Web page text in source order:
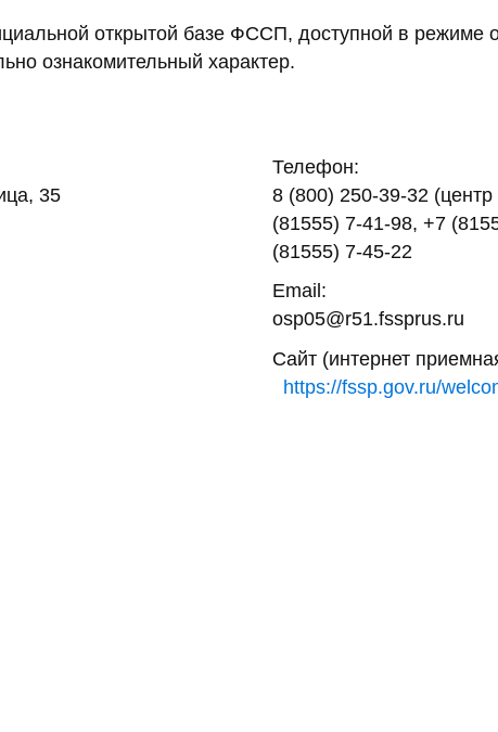
открытой базе ФССП, доступной в режиме
ознакомительный характер.
35
Телефон:
8 (800) 250-39-32
(81555) 7-41-98, +7
(81555) 7-45-22
Email:
osp05@r51.fssprus.ru
Сайт (интернет
https://fssp.gov.ru/